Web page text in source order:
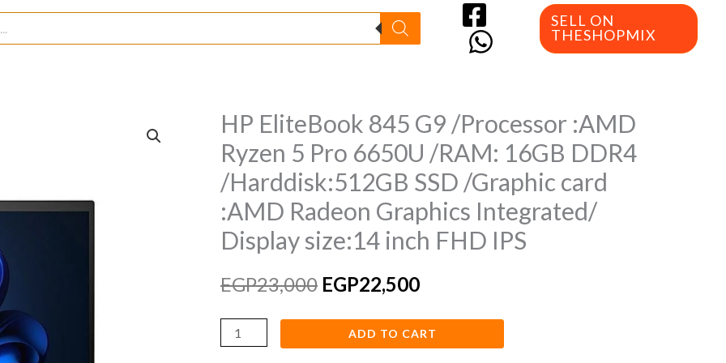
SELL ON
THESHOPMIX
HP EliteBook 845 G9 /Processor :AMD
Ryzen 5 Pro 6650U /RAM: 16GB DDR4
/Harddisk:512GB SSD /Graphic card
:AMD Radeon Graphics Integrated/
Display size:14 inch FHD IPS
EGP23,000
Original
price
was:
EGP23,000.
EGP22,500
Current
price
is:
EGP22,500.
HP
EliteBook
845
G9
/Processor
:AMD
5
6650U
ADD TO CART